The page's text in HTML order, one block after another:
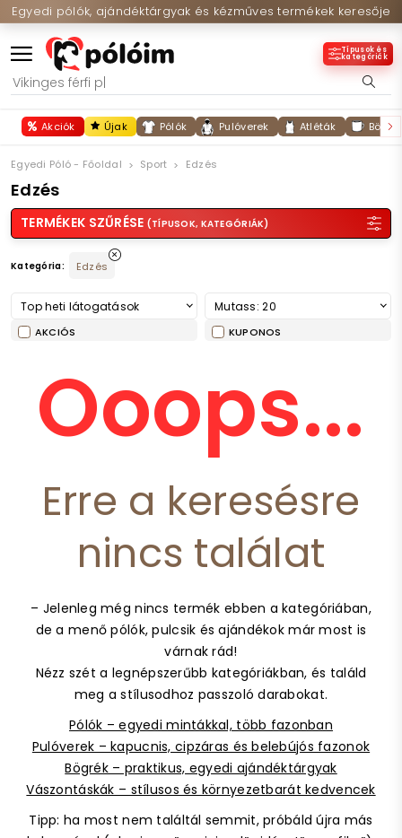
Egyedi pólók, ajándéktárgyak és kézműves termékek keresője
Típusok és
kategóriák
Akciók Újak Pólók Pulóverek Atléták
Egyedi Póló - Főoldal Sport Edzés
Edzés
TERMÉKEK SZŰRÉSE (TÍPUSOK, KATEGÓRIÁK)
Kategória: Edzés
Top heti látogatások Mutass: 20
AKCIÓS KUPONOS
Ooops...
Erre a keresésre
nincs találat
– Jelenleg még nincs termék ebben a kategóriában,
de a menő pólók, pulcsik és ajándékok már most is
várnak rád!
Nézz szét a legnépszerűbb kategóriákban, és találd
meg a stílusodhoz passzoló darabokat.
Pólók – egyedi mintákkal, több fazonban
Pulóverek – kapucnis, cipzáras és belebújós fazonok
Bögrék – praktikus, egyedi ajándéktárgyak
Vászontáskák – stílusos és környezetbarát kedvencek
Tipp: ha most nem találtál semmit, próbáld újra más